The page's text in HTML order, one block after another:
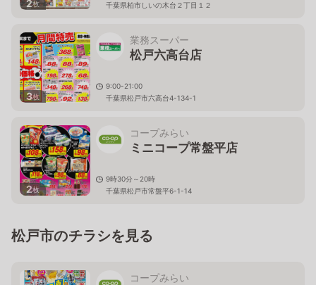
2枚
千葉県柏市しいの木台２丁目１２
3枚
業務スーパー
松戸六高台店
9:00-21:00
千葉県松戸市六高台4-134-1
2枚
コープみらい
ミニコープ常盤平店
9時30分～20時
千葉県松戸市常盤平6-1-14
松戸市のチラシを見る
コープみらい